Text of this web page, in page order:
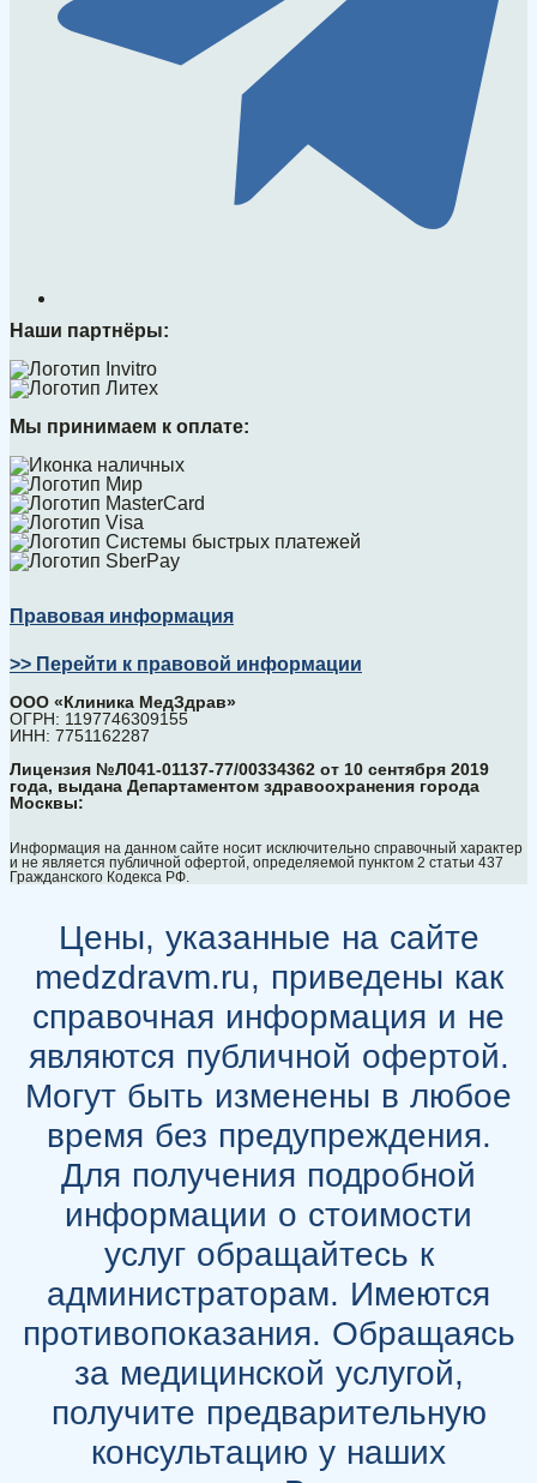
Наши партнёры:
Мы принимаем к оплате:
Правовая информация
>> Перейти к правовой информации
ООО «Клиника МедЗдрав»
ОГРН: 1197746309155
ИНН: 7751162287
Лицензия №Л041-01137-77/00334362 от 10 сентября 2019
года, выдана Департаментом здравоохранения города
Москвы:
Информация на данном сайте носит исключительно справочный характер
и не является публичной офертой, определяемой пунктом 2 статьи 437
Гражданского Кодекса РФ.
Цены, указанные на сайте
medzdravm.ru, приведены как
справочная информация и не
являются публичной офертой.
Могут быть изменены в любое
время без предупреждения.
Для получения подробной
информации о стоимости
услуг обращайтесь к
администраторам. Имеются
противопоказания. Обращаясь
за медицинской услугой,
получите предварительную
консультацию у наших